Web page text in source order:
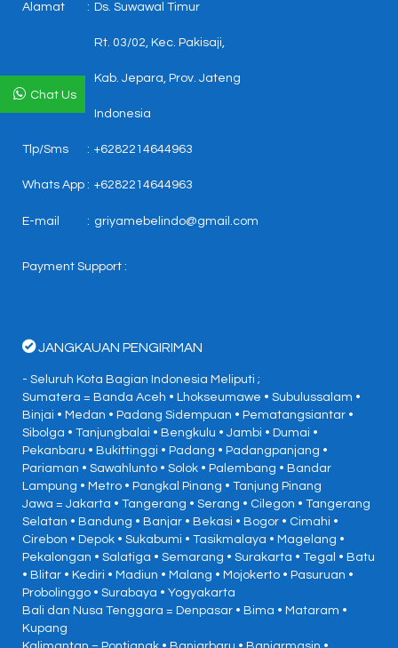
Alamat : Ds. Suwawal Timur
Rt. 03/02, Kec. Pakisaji,
Kab. Jepara, Prov. Jateng
Indonesia
Tlp/Sms : +6282214644963
Whats App : +6282214644963
E-mail : griyamebelindo@gmail.com
Payment Support :
JANGKAUAN PENGIRIMAN
- Seluruh Kota Bagian Indonesia Meliputi ;
Sumatera = Banda Aceh • Lhokseumawe • Subulussalam •
Binjai • Medan • Padang Sidempuan • Pematangsiantar •
Sibolga • Tanjungbalai • Bengkulu • Jambi • Dumai •
Pekanbaru • Bukittinggi • Padang • Padangpanjang •
Pariaman • Sawahlunto • Solok • Palembang • Bandar
Lampung • Metro • Pangkal Pinang • Tanjung Pinang
Jawa = Jakarta • Tangerang • Serang • Cilegon • Tangerang
Selatan • Bandung • Banjar • Bekasi • Bogor • Cimahi •
Cirebon • Depok • Sukabumi • Tasikmalaya • Magelang •
Pekalongan • Salatiga • Semarang • Surakarta • Tegal • Batu
• Blitar • Kediri • Madiun • Malang • Mojokerto • Pasuruan •
Probolinggo • Surabaya • Yogyakarta
Bali dan Nusa Tenggara = Denpasar • Bima • Mataram •
Kupang
Chat Us